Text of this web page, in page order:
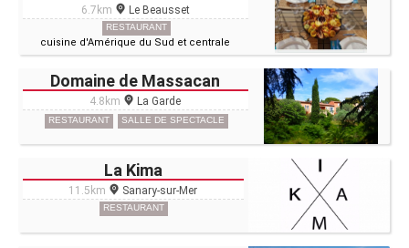
6.7km Le Beausset
RESTAURANT
cuisine d'Amérique du Sud et centrale
Domaine de Massacan
4.8km La Garde
RESTAURANT SALLE DE SPECTACLE
La Kima
11.5km Sanary-sur-Mer
RESTAURANT